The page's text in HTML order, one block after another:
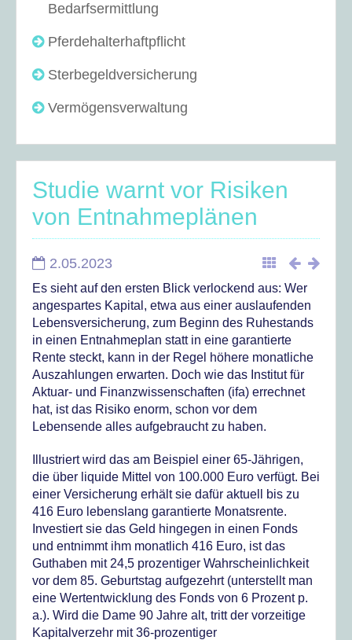
Bedarfsermittlung
Pferdehalterhaftpflicht
Sterbegeldversicherung
Vermögensverwaltung
Studie warnt vor Risiken
von Entnahmeplänen
2.05.2023
Es sieht auf den ersten Blick verlockend aus: Wer
angespartes Kapital, etwa aus einer auslaufenden
Lebensversicherung, zum Beginn des Ruhestands
in einen Entnahmeplan statt in eine garantierte
Rente steckt, kann in der Regel höhere monatliche
Auszahlungen erwarten. Doch wie das Institut für
Aktuar- und Finanzwissenschaften (ifa) errechnet
hat, ist das Risiko enorm, schon vor dem
Lebensende alles aufgebraucht zu haben.
Illustriert wird das am Beispiel einer 65-Jährigen,
die über liquide Mittel von 100.000 Euro verfügt. Bei
einer Versicherung erhält sie dafür aktuell bis zu
416 Euro lebenslang garantierte Monatsrente.
Investiert sie das Geld hingegen in einen Fonds
und entnimmt ihm monatlich 416 Euro, ist das
Guthaben mit 24,5 prozentiger Wahrscheinlichkeit
vor dem 85. Geburtstag aufgezehrt (unterstellt man
eine Wertentwicklung des Fonds von 6 Prozent p.
a.). Wird die Dame 90 Jahre alt, tritt der vorzeitige
Kapitalverzehr mit 36-prozentiger